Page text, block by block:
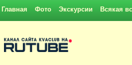
Главная Фото Экскурсии Всякая